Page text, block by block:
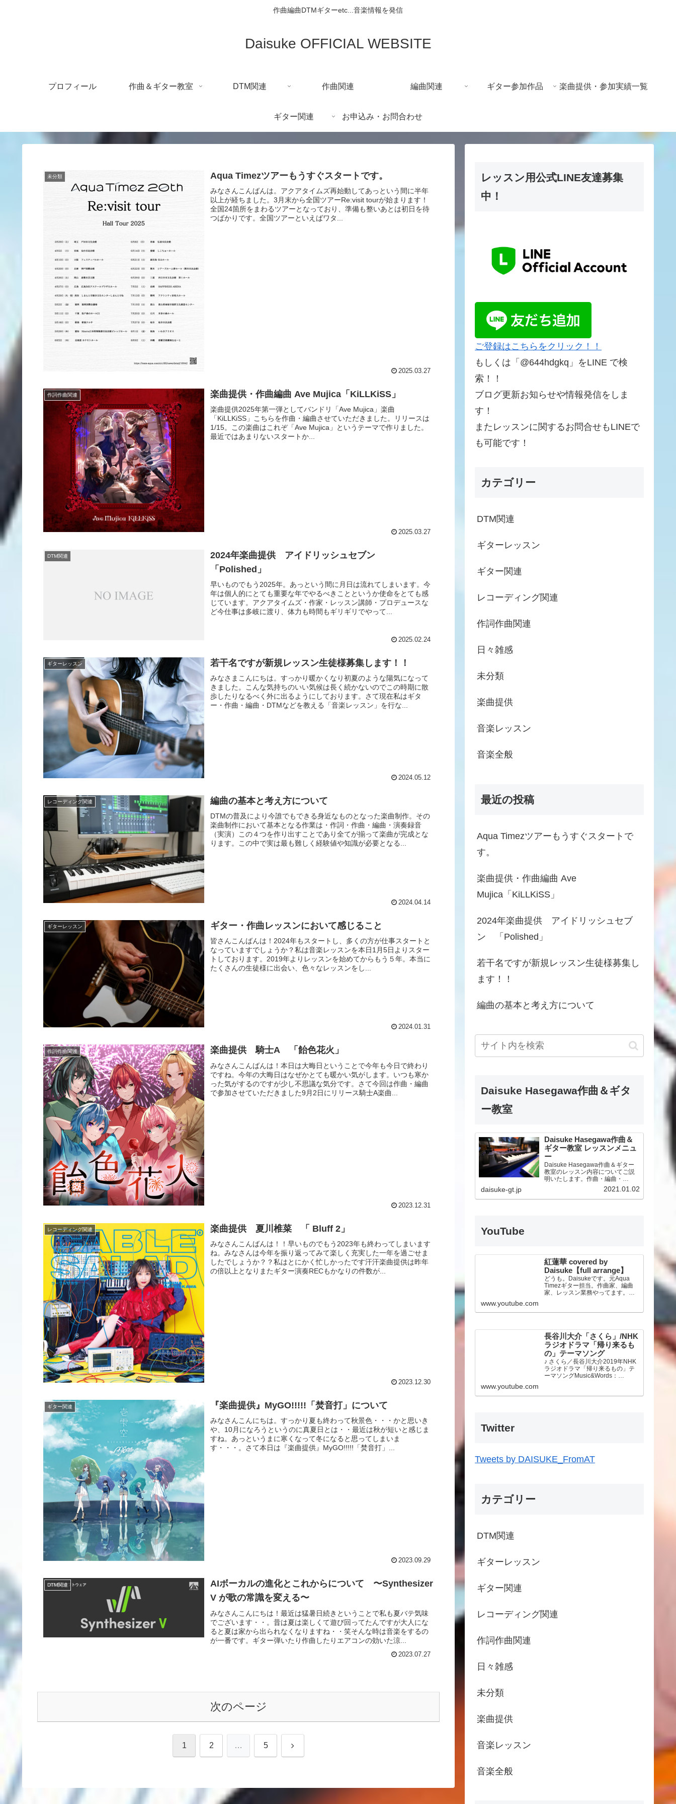
作曲編曲DTMギターetc...音楽情報を発信
Daisuke OFFICIAL WEBSITE
プロフィール 作曲＆ギター教室 DTM関連 作曲関連 編曲関連 ギター参加作品 楽曲提供・参加実績一覧
ギター関連 お申込み・お問合わせ
未分類 Aqua Timezツアーもうすぐスタートです。
みなさんこんばんは。アクアタイムズ再始動してあっという間に半年
以上が経ちました。3月末から全国ツアーRe:visit tourが始まります！
全国24箇所をまわるツアーとなっており、準備も整いあとは初日を待
つばかりです。全国ツアーといえばワタ...
2025.03.27
作詞作曲関連 楽曲提供・作曲編曲 Ave Mujica「KiLLKiSS」
楽曲提供2025年第一弾としてバンドリ「Ave Mujica」楽曲
「KiLLKiSS」こちらを作曲・編曲させていただきました。リリースは
1/15。この楽曲はこれぞ「Ave Mujica」というテーマで作りました。
最近ではあまりないスタートか...
2025.03.27
DTM関連
2024年楽曲提供 アイドリッシュセブン
「Polished」
早いものでもう2025年。あっという間に月日は流れてしまいます。今
年は個人的にとても重要な年でやるべきことというか使命をとても感
じています。アクアタイムズ・作家・レッスン講師・プロデュースな
ど今仕事は多岐に渡り、体力も時間もギリギリでやって...
2025.02.24
ギターレッスン 若干名ですが新規レッスン生徒様募集します！！
みなさまこんにちは。すっかり暖かくなり初夏のような陽気になって
きました。こんな気持ちのいい気候は長く続かないのでこの時期に散
歩したりなるべく外に出るようにしております。さて現在私はギタ
ー・作曲・編曲・DTMなどを教える「音楽レッスン」を行な...
2024.05.12
レコーディング関連 編曲の基本と考え方について
DTMの普及により今誰でもできる身近なものとなった楽曲制作。その
楽曲制作において基本となる作業は・作詞・作曲・編曲・演奏録音
（実演）この４つを作り出すことであり全てが揃って楽曲が完成とな
ります。この中で実は最も難しく経験値や知識が必要となる...
2024.04.14
ギターレッスン ギター・作曲レッスンにおいて感じること
皆さんこんばんは！2024年もスタートし、多くの方が仕事スタートと
なっていますでしょうか？私は音楽レッスンを本日1月5日よりスター
トしております。2019年よりレッスンを始めてからもう５年。本当に
たくさんの生徒様に出会い、色々なレッスンをし...
2024.01.31
作詞作曲関連 楽曲提供 騎士A 「飴色花火」
みなさんこんばんは！本日は大晦日ということで今年も今日で終わり
ですね。今年の大晦日はなぜかとても暖かい気がします。いつも寒か
った気がするのですが少し不思議な気分です。さて今回は作曲・編曲
で参加させていただきました9月2日にリリース騎士A楽曲...
2023.12.31
レコーディング関連 楽曲提供 夏川椎菜 「 Bluff 2」
みなさんこんばんは！！早いものでもう2023年も終わってしまいます
ね。みなさんは今年を振り返ってみて楽しく充実した一年を過ごせま
したでしょうか？？私はとにかく忙しかったです汗汗楽曲提供は昨年
の倍以上となりまたギター演奏RECもかなりの件数が...
2023.12.30
ギター関連 『楽曲提供』MyGO!!!!!「焚音打」について
みなさんこんにちは。すっかり夏も終わって秋景色・・・かと思いき
や、10月になろうというのに真夏日とは・・最近は秋が短いと感じま
すね。あっというまに寒くなって冬になると思ってしまいま
す・・・。さて本日は『楽曲提供』MyGO!!!!!「焚音打」...
2023.09.29
DTM関連
AIボーカルの進化とこれからについて 〜Synthesizer
V が歌の常識を変える〜
みなさんこんにちは！最近は猛暑日続きということで私も夏バテ気味
でございます・・。昔は夏は楽しくて遊び回ってたんですが大人にな
ると夏は家から出られなくなりますね・・笑そんな時は音楽をするの
が一番です。ギター弾いたり作曲したりエアコンの効いた涼...
2023.07.27
次のページ
1 2 … 5 次
レッスン用公式LINE友達募集
中！
ご登録はこちらをクリック！！
もしくは「@644hdgkq」をLINE で検
索！！
ブログ更新お知らせや情報発信をしま
す！
またレッスンに関するお問合せもLINEで
も可能です！
カテゴリー
DTM関連
ギターレッスン
ギター関連
レコーディング関連
作詞作曲関連
日々雑感
未分類
楽曲提供
音楽レッスン
音楽全般
最近の投稿
Aqua Timezツアーもうすぐスタートで
す。
楽曲提供・作曲編曲 Ave
Mujica「KiLLKiSS」
2024年楽曲提供 アイドリッシュセブ
ン 「Polished」
若干名ですが新規レッスン生徒様募集し
ます！！
編曲の基本と考え方について
Daisuke Hasegawa作曲＆ギタ
ー教室
Daisuke Hasegawa作曲＆
ギター教室 レッスンメニュ
ー
Daisuke Hasegawa作曲＆ギター
教室のレッスン内容についてご説
明いたします。作曲・編曲・
DTM、そしてギター、ライブアレ
ンジ、機材サポートまで。オンラ
インレッスンにも対応いたしま
daisuke-gt.jp 2021.01.02
YouTube
紅蓮華 covered by
Daisuke【full arrange】
どうも。Daisukeです。元Aqua
Timezギター担当。作曲家、編曲
家、レッスン業務やってます。人
華』をフルアレンジでカバーして
www.youtube.com
長谷川大介「さくら」/NHK
ラジオドラマ「帰り来るも
の」テーマソング
♪ さくら／長谷川大介2019年NHK
ラジオドラマ「帰り来るもの」テ
ーマソングMusic&Words：
あの時のことを忘れず今できるこ
www.youtube.com
Twitter
Tweets by DAISUKE_FromAT
カテゴリー
DTM関連
ギターレッスン
ギター関連
レコーディング関連
作詞作曲関連
日々雑感
未分類
楽曲提供
音楽レッスン
音楽全般